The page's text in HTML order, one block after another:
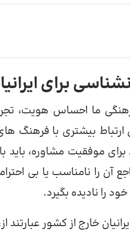
برای
ما احساس هویت،
بیشتری با فرهنگ
موفقیت مشاوره، باید
را نامناسب یا بی
را نادیده بگیرد.
خارج از کشور عبارتند